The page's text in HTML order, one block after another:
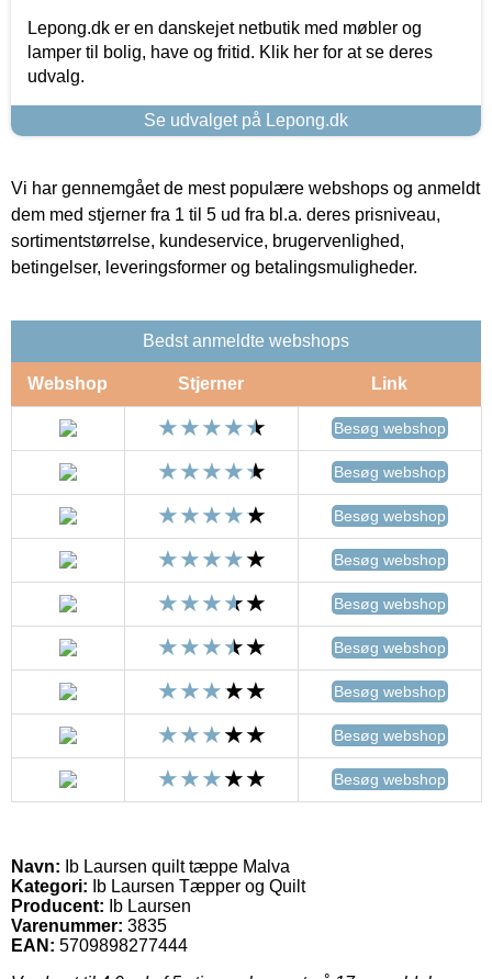
Lepong.dk er en danskejet netbutik med møbler og
lamper til bolig, have og fritid. Klik her for at se deres
udvalg.
Se udvalget på Lepong.dk
Vi har gennemgået de mest populære webshops og anmeldt
dem med stjerner fra 1 til 5 ud fra bl.a. deres prisniveau,
sortimentstørrelse, kundeservice, brugervenlighed,
betingelser, leveringsformer og betalingsmuligheder.
Bedst anmeldte webshops
Webshop Stjerner Link
Besøg webshop
Besøg webshop
Besøg webshop
Besøg webshop
Besøg webshop
Besøg webshop
Besøg webshop
Besøg webshop
Besøg webshop
Navn: Ib Laursen quilt tæppe Malva
Kategori: Ib Laursen Tæpper og Quilt
Producent:
Ib Laursen
Varenummer: 3835
EAN: 5709898277444